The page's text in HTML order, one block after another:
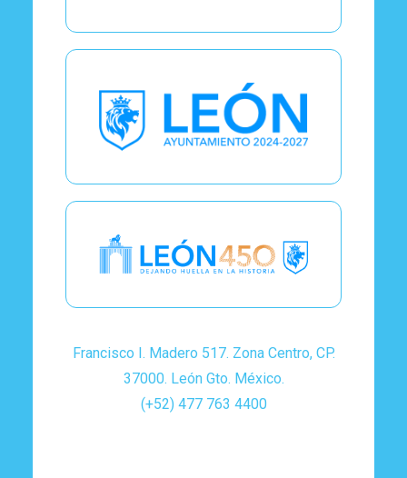
Francisco I. Madero 517. Zona Centro, CP.
37000. León Gto. México.
(+52) 477 763 4400